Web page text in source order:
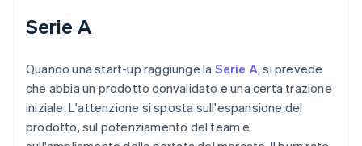
Serie A
Quando una start-up raggiunge la Serie A, si prevede
che abbia un prodotto convalidato e una certa trazione
iniziale. L'attenzione si sposta sull'espansione del
prodotto, sul potenziamento del team e